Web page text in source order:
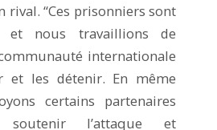
rival. “Ces prisonniers sont
et nous travaillions de
internationale
et les détenir. En même
certains partenaires
soutenir l’attaque et